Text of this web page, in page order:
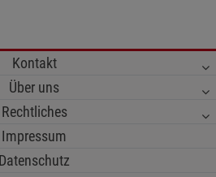
Kontakt
Über uns
Rechtliches
Impressum
Datenschutz